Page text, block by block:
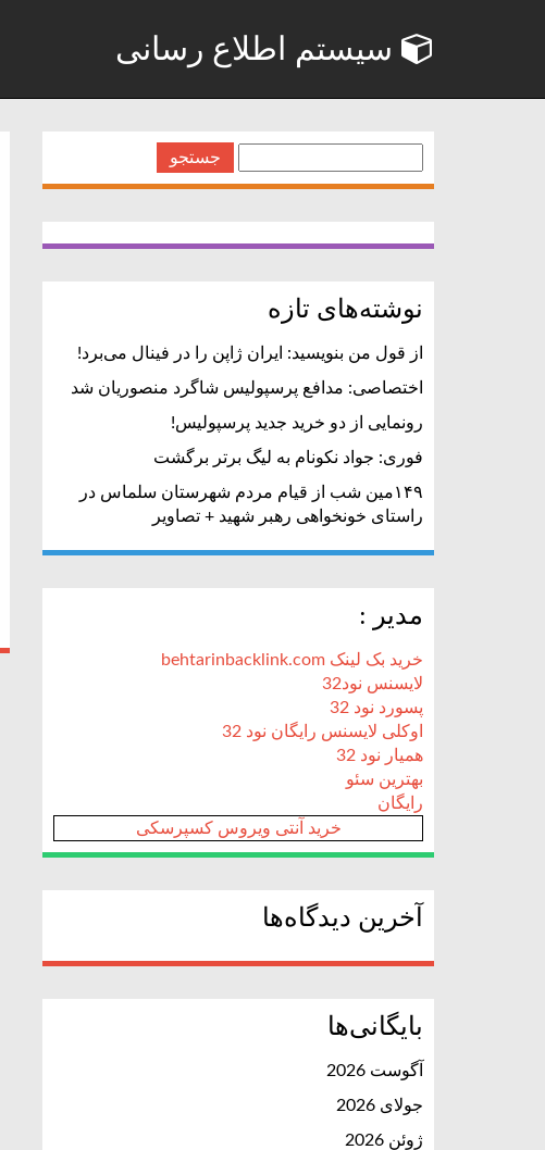
سیستم اطلاع رسانی
نوشته‌های تازه
از قول من بنویسید: ایران ژاپن را در فینال می‌برد!
اختصاصی: مدافع پرسپولیس شاگرد منصوریان شد
رونمایی از دو خرید جدید پرسپولیس!
فوری: جواد نکونام به لیگ برتر برگشت
۱۴۹مین شب از قیام مردم شهرستان سلماس در
راستای خونخواهی رهبر شهید + تصاویر
مدیر :
خرید بک لینک behtarinbacklink.com
لایسنس نود32
پسورد نود 32
اوکلی لایسنس رایگان نود 32
همیار نود 32
بهترین سئو
رایگان
خرید آنتی ویروس کسپرسکی
آخرین دیدگاه‌ها
بایگانی‌ها
آگوست 2026
جولای 2026
ژوئن 2026